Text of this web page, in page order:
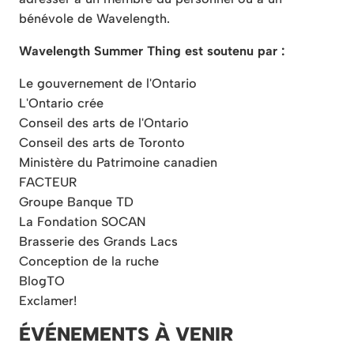
bénévole de Wavelength.
Wavelength Summer Thing est soutenu par :
Le gouvernement de l'Ontario
L'Ontario crée
Conseil des arts de l'Ontario
Conseil des arts de Toronto
Ministère du Patrimoine canadien
FACTEUR
Groupe Banque TD
La Fondation SOCAN
Brasserie des Grands Lacs
Conception de la ruche
BlogTO
Exclamer!
ÉVÉNEMENTS À VENIR